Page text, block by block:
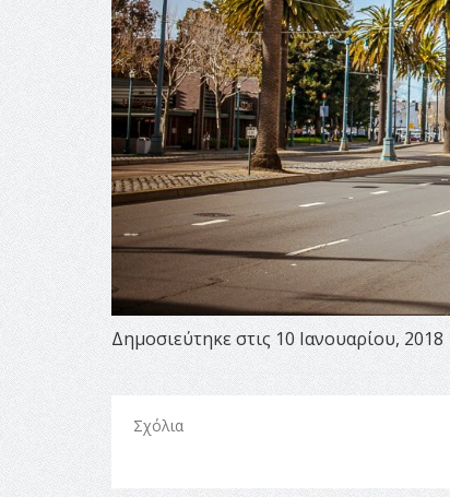
Δημοσιεύτηκε στις 10 Ιανουαρίου, 2018
Σχόλια